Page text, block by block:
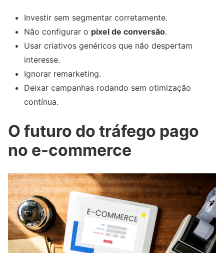
Investir sem segmentar corretamente.
Não configurar o pixel de conversão.
Usar criativos genéricos que não despertam
interesse.
Ignorar remarketing.
Deixar campanhas rodando sem otimização
contínua.
O futuro do tráfego pago
no e-commerce